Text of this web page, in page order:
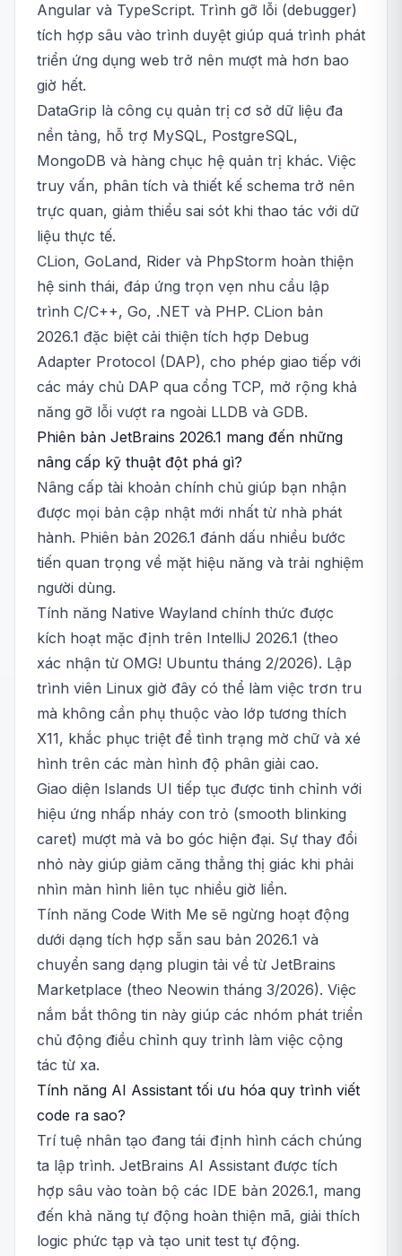
Angular và TypeScript. Trình gỡ lỗi (debugger)
tích hợp sâu vào trình duyệt giúp quá trình phát
triển ứng dụng web trở nên mượt mà hơn bao
giờ hết.
DataGrip là công cụ quản trị cơ sở dữ liệu đa
nền tảng, hỗ trợ MySQL, PostgreSQL,
MongoDB và hàng chục hệ quản trị khác. Việc
truy vấn, phân tích và thiết kế schema trở nên
trực quan, giảm thiểu sai sót khi thao tác với dữ
liệu thực tế.
CLion, GoLand, Rider và PhpStorm hoàn thiện
hệ sinh thái, đáp ứng trọn vẹn nhu cầu lập
trình C/C++, Go, .NET và PHP. CLion bản
2026.1 đặc biệt cải thiện tích hợp Debug
Adapter Protocol (DAP), cho phép giao tiếp với
các máy chủ DAP qua cổng TCP, mở rộng khả
năng gỡ lỗi vượt ra ngoài LLDB và GDB.
Phiên bản JetBrains 2026.1 mang đến những
nâng cấp kỹ thuật đột phá gì?
Nâng cấp tài khoản chính chủ giúp bạn nhận
được mọi bản cập nhật mới nhất từ nhà phát
hành. Phiên bản 2026.1 đánh dấu nhiều bước
tiến quan trọng về mặt hiệu năng và trải nghiệm
người dùng.
Tính năng Native Wayland chính thức được
kích hoạt mặc định trên IntelliJ 2026.1 (theo
xác nhận từ OMG! Ubuntu tháng 2/2026). Lập
trình viên Linux giờ đây có thể làm việc trơn tru
mà không cần phụ thuộc vào lớp tương thích
X11, khắc phục triệt để tình trạng mờ chữ và xé
hình trên các màn hình độ phân giải cao.
Giao diện Islands UI tiếp tục được tinh chỉnh với
hiệu ứng nhấp nháy con trỏ (smooth blinking
caret) mượt mà và bo góc hiện đại. Sự thay đổi
nhỏ này giúp giảm căng thẳng thị giác khi phải
nhìn màn hình liên tục nhiều giờ liền.
Tính năng Code With Me sẽ ngừng hoạt động
dưới dạng tích hợp sẵn sau bản 2026.1 và
chuyển sang dạng plugin tải về từ JetBrains
Marketplace (theo Neowin tháng 3/2026). Việc
nắm bắt thông tin này giúp các nhóm phát triển
chủ động điều chỉnh quy trình làm việc cộng
tác từ xa.
Tính năng AI Assistant tối ưu hóa quy trình viết
code ra sao?
Trí tuệ nhân tạo đang tái định hình cách chúng
ta lập trình. JetBrains AI Assistant được tích
hợp sâu vào toàn bộ các IDE bản 2026.1, mang
đến khả năng tự động hoàn thiện mã, giải thích
logic phức tạp và tạo unit test tự động.